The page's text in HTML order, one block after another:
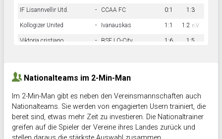
IF Lisannvellir Utd. - CCAA FC 0:1 1:3
Kollogizer United - Ivanauskas 1:1 1:2 n.V.
Viktoria cristiano - BSF LO-City 1:6 1:5
Nationalteams im 2-Min-Man
Im 2-Min-Man gibt es neben den Vereinsmannschaften auch
Nationalteams. Sie werden von engagierten Usern trainiert, die
bereit sind, etwas mehr Zeit zu investieren. Die Nationaltrainer
greifen auf die Spieler der Vereine ihres Landes zurück und